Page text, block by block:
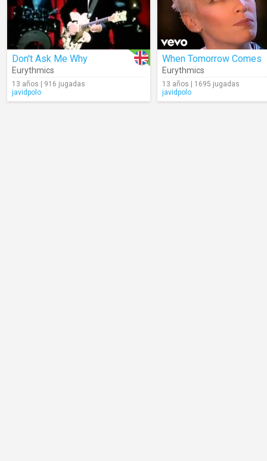
Don't Ask Me Why
Eurythmics
13 años | 916 jugadas
javidpolo
When Tomorrow Comes
Eurythmics
13 años | 1695 jugadas
javidpolo